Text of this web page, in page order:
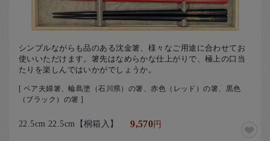
シンプルながらも品のある沈金箸、様々なご用途に合わせてお
使いいただけます。箸先はなめらかな仕上がりで、極上の口当
たりを楽しんではいかがでしょうか。
[ ペア夫婦箸、輪島塗（石川県）の箸、赤色（レッド）の箸、黒色
（ブラック）の箸 ]
22.5cm 22.5cm【桐箱入】 9,570円